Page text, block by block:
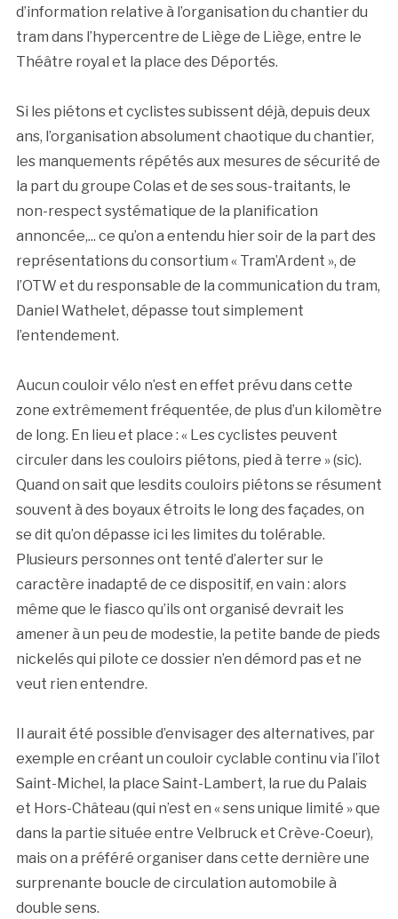
d’information relative à l’organisation du chantier du
tram dans l’hypercentre de Liège de Liège, entre le
Théâtre royal et la place des Déportés.
Si les piétons et cyclistes subissent déjà, depuis deux
ans, l’organisation absolument chaotique du chantier,
les manquements répétés aux mesures de sécurité de
la part du groupe Colas et de ses sous-traitants, le
non-respect systématique de la planification
annoncée,... ce qu’on a entendu hier soir de la part des
représentations du consortium « Tram’Ardent », de
l’OTW et du responsable de la communication du tram,
Daniel Wathelet, dépasse tout simplement
l’entendement.
Aucun couloir vélo n’est en effet prévu dans cette
zone extrêmement fréquentée, de plus d’un kilomètre
de long. En lieu et place : « Les cyclistes peuvent
circuler dans les couloirs piétons, pied à terre » (sic).
Quand on sait que lesdits couloirs piétons se résument
souvent à des boyaux étroits le long des façades, on
se dit qu’on dépasse ici les limites du tolérable.
Plusieurs personnes ont tenté d’alerter sur le
caractère inadapté de ce dispositif, en vain : alors
même que le fiasco qu’ils ont organisé devrait les
amener à un peu de modestie, la petite bande de pieds
nickelés qui pilote ce dossier n’en démord pas et ne
veut rien entendre.
Il aurait été possible d’envisager des alternatives, par
exemple en créant un couloir cyclable continu via l’îlot
Saint-Michel, la place Saint-Lambert, la rue du Palais
et Hors-Château (qui n’est en « sens unique limité » que
dans la partie située entre Velbruck et Crève-Coeur),
mais on a préféré organiser dans cette dernière une
surprenante boucle de circulation automobile à
double sens.